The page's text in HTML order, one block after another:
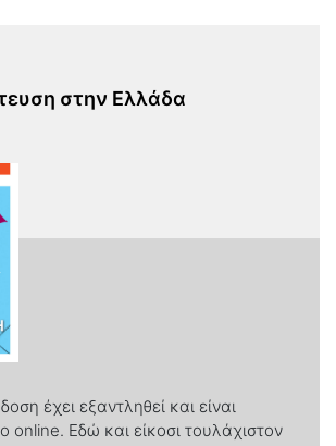
στην Ελλάδα
έχει εξαντληθεί και είναι
online. Εδώ και είκοσι τουλάχιστον